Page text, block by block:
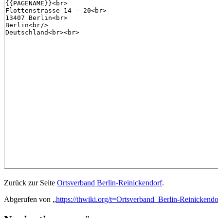
Zurück zur Seite Ortsverband Berlin-Reinickendorf.
Abgerufen von „https://thwiki.org/t=Ortsverband_Berlin-